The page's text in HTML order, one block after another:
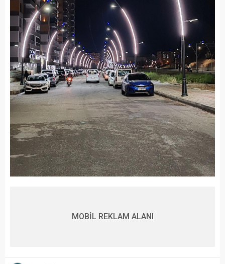
MOBİL REKLAM ALANI